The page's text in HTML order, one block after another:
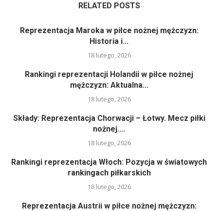
RELATED POSTS
Reprezentacja Maroka w piłce nożnej mężczyzn:
Historia i...
18 lutego, 2026
Rankingi reprezentacji Holandii w piłce nożnej
mężczyzn: Aktualna...
18 lutego, 2026
Składy: Reprezentacja Chorwacji – Łotwy. Mecz piłki
nożnej....
18 lutego, 2026
Rankingi reprezentacja Włoch: Pozycja w światowych
rankingach piłkarskich
18 lutego, 2026
Reprezentacja Austrii w piłce nożnej mężczyzn: